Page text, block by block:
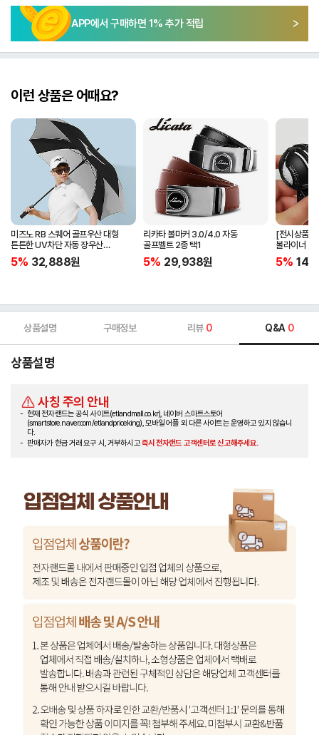
APP에서 구매하면 1% 추가 적립
이런 상품은 어때요?
미즈노 RB 스퀘어 골프우산 대형
튼튼한 UV차단 자동 장우산
5LKY22100
5% 32,888원
리카타 볼마커 3.0/4.0 자동
골프벨트 2종 택1
5% 29,938원
[전시상품]
볼라이너 +
5%
상품설명 구매정보 리뷰 0 Q&A 0
상품설명
사칭 주의 안내
현재 전자랜드는 공식 사이트(etlandmall.co.kr), 네이버 스마트스토어
(smartstore.naver.com/etlandpriceking), 모바일 어플 외 다른 사이트는 운영하고 있지 않습니
다.
판매자가 현금 거래 요구 시, 거부하시고즉시 전자랜드 고객센터로 신고해주세요.